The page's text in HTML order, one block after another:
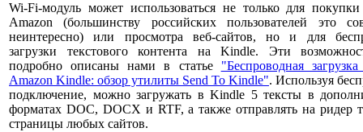
Wi-Fi-модуль может использоваться не только для
Amazon (большинству российских пользователей это
неинтересно) или просмотра веб-сайтов, но и для
загрузки текстового контента на Kindle. Эти
подробно описаны нами в статье "Беспроводная
Amazon Kindle: обзор утилиты Send To Kindle". Используя
подключение, можно загружать в Kindle 5 тексты в
форматах DOC, DOCX и RTF, а также отправлять на ридер
страницы любых сайтов.